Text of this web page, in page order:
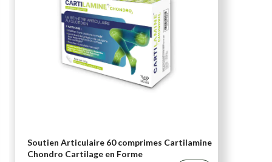
Soutien Articulaire 60 comprimes Cartilamine
Chondro Cartilage en Forme